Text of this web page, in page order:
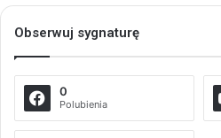
Obserwuj sygnaturę
0
Polubienia